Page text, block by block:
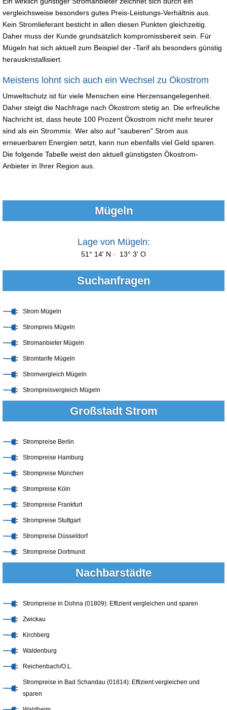
vergleichsweise besonders gutes Preis-Leistungs-Verhältnis aus.
Kein Stromlieferant besticht in allen diesen Punkten gleichzeitig.
Daher muss der Kunde grundsätzlich kompromissbereit sein. Für
Mügeln hat sich aktuell zum Beispiel der -Tarif als besonders günstig
herauskristallisiert.
Meistens lohnt sich auch ein Wechsel zu Ökostrom
Umweltschutz ist für viele Menschen eine Herzensangelegenheit.
Daher steigt die Nachfrage nach Ökostrom stetig an. Die erfreuliche
Nachricht ist, dass heute 100 Prozent Ökostrom nicht mehr teurer
sind als ein Strommix. Wer also auf "sauberen" Strom aus
erneuerbaren Energien setzt, kann nun ebenfalls viel Geld sparen.
Die folgende Tabelle weist den aktuell günstigsten Ökostrom-
Anbieter in Ihrer Region aus.
Mügeln
Lage von Mügeln:
51° 14' N · 13° 3' O
Suchanfragen
Strom Mügeln
Strompreis Mügeln
Stromanbieter Mügeln
Stromtarife Mügeln
Stromvergleich Mügeln
Strompreisvergleich Mügeln
Großstadt Strom
Strompreise Berlin
Strompreise Hamburg
Strompreise München
Strompreise Köln
Strompreise Frankfurt
Strompreise Stuttgart
Strompreise Düsseldorf
Strompreise Dortmund
Nachbarstädte
Strompreise in Dohna (01809): Effizient vergleichen und sparen
Zwickau
Kirchberg
Waldenburg
Reichenbach/O.L.
Strompreise in Bad Schandau (01814): Effizient vergleichen und
sparen